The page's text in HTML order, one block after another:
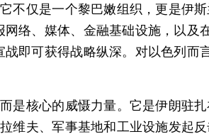
不仅是一个黎巴嫩组织，更是伊
络、媒体、金融基础设施，以
即可获得战略纵深。对以色列
是核心的威慑力量。它是伊朗驻
维夫、军事基地和工业设施发起